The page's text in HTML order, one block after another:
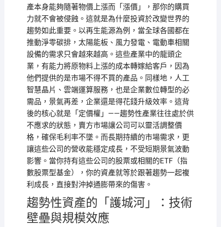
產本身能夠隨著物價上漲而「漲價」，那你的購買
力就不會被侵蝕。這就是為什麼投資於改變世界的
趨勢如此重要。以再生能源為例，當全球各國都在
推動淨零碳排，太陽能板、風力發電、電動車相關
設備的需求只會越來越高。這些產業中的龍頭企
業，有能力將原物料上漲的成本轉嫁給客戶，因為
他們提供的是市場不得不買的產品。同樣地，人工
智慧晶片、雲端運算服務，也是企業數位轉型的必
需品，景氣再差，企業還是得花錢升級效率。這背
後的核心就是「定價權」——趨勢性產業往往處於供
不應求的狀態，賣方市場讓公司可以靈活調整價
格，確保毛利率不墜。而長期持續的市場需求，更
讓這些公司的營收能穩定成長，不受短期景氣波動
影響。當你持有這些公司的股票或相關的ETF（指
數股票型基金），你的資產就等於跟著趨勢一起複
利成長，直接對沖掉通膨帶來的傷害。
趨勢性資產的「護城河」：技術
壁壘與規模效應